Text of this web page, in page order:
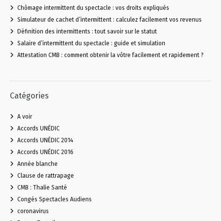
Chômage intermittent du spectacle : vos droits expliqués
Simulateur de cachet d’intermittent : calculez facilement vos revenus
Définition des intermittents : tout savoir sur le statut
Salaire d’intermittent du spectacle : guide et simulation
Attestation CMB : comment obtenir la vôtre facilement et rapidement ?
Catégories
A voir
Accords UNÉDIC
Accords UNÉDIC 2014
Accords UNÉDIC 2016
Année blanche
Clause de rattrapage
CMB : Thalie Santé
Congés Spectacles Audiens
coronavirus